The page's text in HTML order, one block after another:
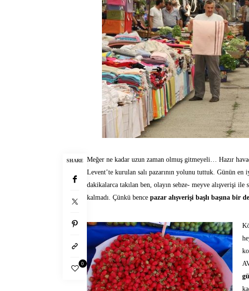
SHARE
0
Meğer ne kadar uzun zaman olmuş gitmeyeli… Hazır
Levent’te kurulan salı pazarının yolunu tuttuk. Günün
dakikalarca takılan ben, olayın sebze- meyve alışverişi ile
kalmadı. Çünkü bencepazar alışverişi başlı başına bir